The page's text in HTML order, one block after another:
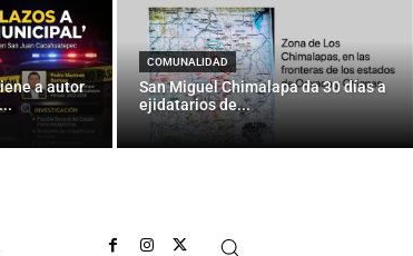
a autor
COMUNALIDAD
San Miguel Chimalapa da 30 días a
ejidatarios de...